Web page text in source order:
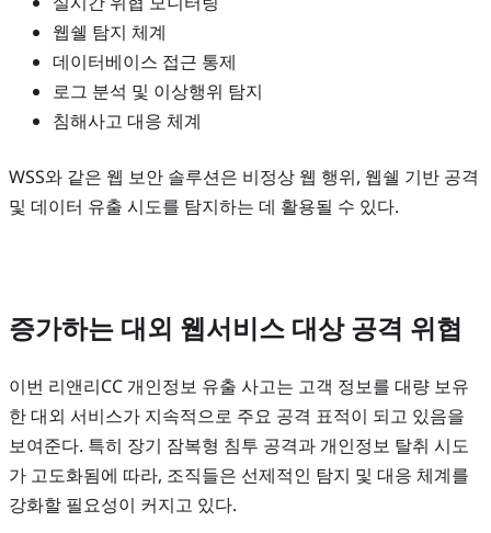
웹쉘 탐지 체계
데이터베이스 접근 통제
로그 분석 및 이상행위 탐지
침해사고 대응 체계
WSS와 같은 웹 보안 솔루션은 비정상 웹 행위, 웹쉘 기반 공격
및 데이터 유출 시도를 탐지하는 데 활용될 수 있다.
증가하는 대외 웹서비스 대상 공격 위협
이번 리앤리CC 개인정보 유출 사고는 고객 정보를 대량 보유
한 대외 서비스가 지속적으로 주요 공격 표적이 되고 있음을
보여준다. 특히 장기 잠복형 침투 공격과 개인정보 탈취 시도
가 고도화됨에 따라, 조직들은 선제적인 탐지 및 대응 체계를
강화할 필요성이 커지고 있다.